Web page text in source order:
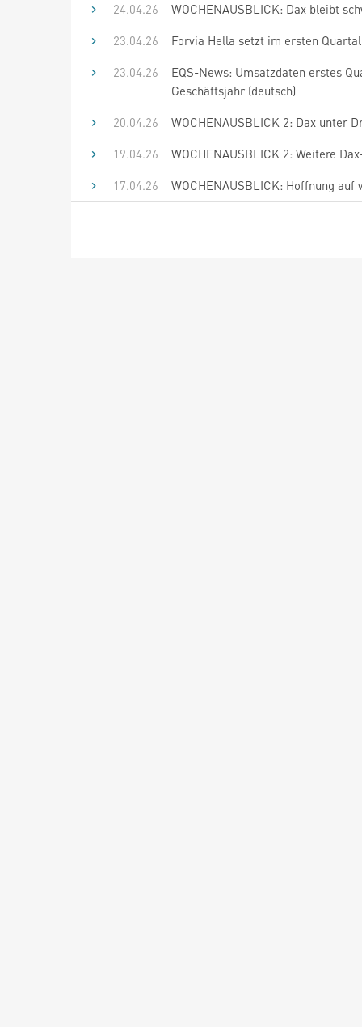
24.04.26
WOCHENAUSBLICK: Dax bleibt
23.04.26
Forvia Hella setzt im ersten
23.04.26
EQS-News: Umsatzdaten erstes
Geschäftsjahr (deutsch)
20.04.26
WOCHENAUSBLICK 2: Dax unter
19.04.26
WOCHENAUSBLICK 2: Weitere
17.04.26
WOCHENAUSBLICK: Hoffnung